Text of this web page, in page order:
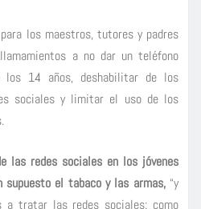
los maestros, tutores y padres
a no dar un teléfono
14 años, deshabilitar de los
sociales y limitar el uso de los
las redes sociales en los jóvenes
supuesto el tabaco y las armas, “y
a tratar las redes sociales: como